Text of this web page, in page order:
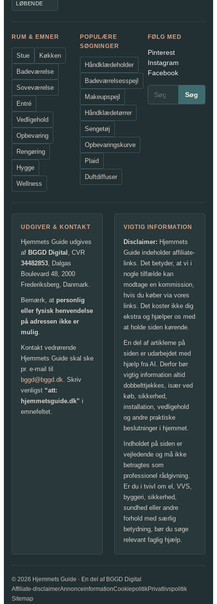
LØBENDE
RUM & EMNER
Stue Køkken
Badeværelse
Soveværelse
Entré
Vedligehold
Opbevaring
Rengøring
Hygge
Wellness
POPULÆRE
SØGNINGER
Håndklædeholder
Badeværelsesspejl
Makeupspejl
Håndklædetørrer
Sengetøj
Opbevaringskurve
Plaid
Duftdiffuser
FØLG MED
Pinterest
Instagram
Facebook
Søg
UDGIVER & KONTAKT
Hjemmets Guide udgives
af BGGD Digital , CVR
34482853, Dalgas
Boulevard 48, 2000
Frederiksberg, Danmark.
Bemærk, at personlig
eller fysisk henvendelse
på adressen ikke er
mulig.
Kontakt vedrørende
Hjemmets Guide skal ske
pr. e-mail til
bggd@bggd.dk. Skriv
venligst “att:
hjemmetsguide.dk” i
emnefeltet.
VIGTIG INFORMATION
Disclaimer: Hjemmets
Guide indeholder affiliate-
links. Det betyder, at vi i
nogle tilfælde kan
modtage en kommission,
hvis du køber via vores
links. Det koster ikke dig
ekstra og hjælper os med
at holde siden kørende.
En del af artiklerne på
siden er udarbejdet med
hjælp fra AI. Derfor bør
vigtig information altid
dobbelttjekkes, især ved
køb, sikkerhed,
installation, vedligehold
og andre praktiske
beslutninger i hjemmet.
Indholdet på siden er
vejledende og må ikke
betragtes som
professionel rådgivning.
Er du i tvivl om el, VVS,
byggeri, sikkerhed,
sundhed eller andre
forhold med særlig
betydning, bør du søge
relevant faglig hjælp.
© 2026 Hjemmets Guide · En del af BGGD Digital
Affiliate-disclaimerAnnonceinformationCookiepolitikPrivatlivspolitik
Sitemap